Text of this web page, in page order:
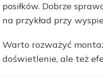
posiłków. Dobrze
na przykład przy
Warto rozważyć
doświetlenie, ale też